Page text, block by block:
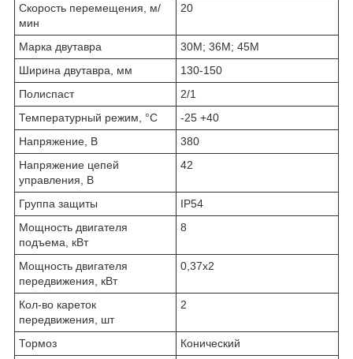
Скорость перемещения, м/
мин
20
Марка двутавра
30М; 36М; 45М
Ширина двутавра, мм
130-150
Полиспаст
2/1
Температурный режим, °С
-25 +40
Напряжение, В
380
Напряжение цепей
управления, В
42
Группа защиты
IP54
Мощность двигателя
подъема, кВт
8
Мощность двигателя
передвижения, кВт
0,37х2
Кол-во кареток
передвижения, шт
2
Тормоз
Конический